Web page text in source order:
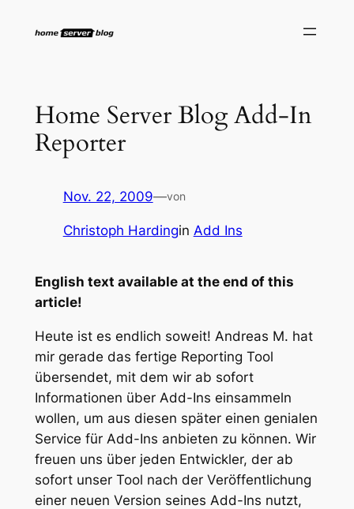
Inhalt
Home Server Blog Add-In
Reporter
Nov. 22, 2009—von
Christoph Hardingin Add Ins
English text available at the end of this
article!
Heute ist es endlich soweit! Andreas M. hat
mir gerade das fertige Reporting Tool
übersendet, mit dem wir ab sofort
Informationen über Add-Ins einsammeln
wollen, um aus diesen später einen genialen
Service für Add-Ins anbieten zu können. Wir
freuen uns über jeden Entwickler, der ab
sofort unser Tool nach der Veröffentlichung
einer neuen Version seines Add-Ins nutzt,